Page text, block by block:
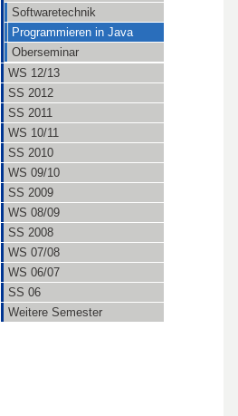
Softwaretechnik
Programmieren in Java
Oberseminar
WS 12/13
SS 2012
SS 2011
WS 10/11
SS 2010
WS 09/10
SS 2009
WS 08/09
SS 2008
WS 07/08
WS 06/07
SS 06
Weitere Semester